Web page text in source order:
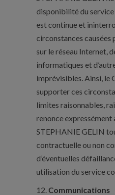
disponibilité du
est continue et
circonstances causées
sur le réseau Internet,
informatiques et
imprévisibles. Ainsi, le
supporter ces
limites raisonnables,
renonce expressément
STEPHANIE GELIN
contractuelle ou non
d’éventuelles
utilisation du service
Communications